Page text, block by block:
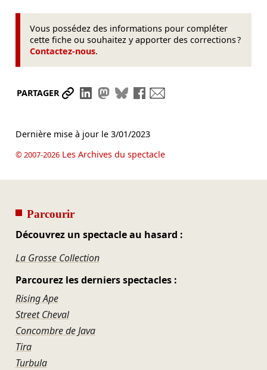
Vous possédez des informations pour compléter
cette fiche ou souhaitez y apporter des corrections ?
Contactez-nous.
PARTAGER Partager le lien
Partager sur LinkedIn
Partager sur Mastodon
Partager sur Bluesky
Partager sur Facebook
Dernière mise à jour le 3/01/2023
© 2007-2026Les Archives du spectacle
Parcourir
Découvrez un spectacle au hasard :
La Grosse Collection
Parcourez les derniers spectacles :
Rising Ape
Street Cheval
Concombre de Java
Tira
Turbula